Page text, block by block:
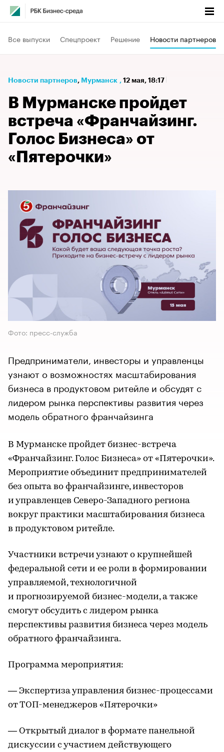
Все выпуски Спецпроект Решение Новости партнеров
Новости партнеров⁠, Мурманск , 12 мая, 18:17
В Мурманске пройдет
встреча «Франчайзинг.
Голос Бизнеса» от
«Пятерочки»
Фото: пресс-служба
Предприниматели, инвесторы и управленцы
узнают о возможностях масштабирования
бизнеса в продуктовом ритейле и обсудят с
лидером рынка перспективы развития через
модель обратного франчайзинга
В Мурманске пройдет бизнес-встреча
«Франчайзинг. Голос Бизнеса» от «Пятерочки».
Мероприятие объединит предпринимателей
без опыта во франчайзинге, инвесторов
и управленцев Северо-Западного региона
вокруг практики масштабирования бизнеса
в продуктовом ритейле.
Участники встречи узнают о крупнейшей
федеральной сети и ее роли в формировании
управляемой, технологичной
и прогнозируемой бизнес-модели, а также
смогут обсудить с лидером рынка
перспективы развития бизнеса через модель
обратного франчайзинга.
Программа мероприятия:
— Экспертиза управления бизнес-процессами
от ТОП-менеджеров «Пятерочки»
— Открытый диалог в формате панельной
дискуссии с участием действующего